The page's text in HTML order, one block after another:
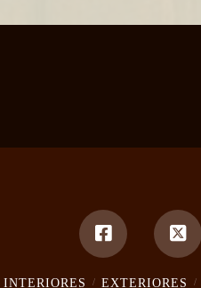
INTERIORES EXTERIORES